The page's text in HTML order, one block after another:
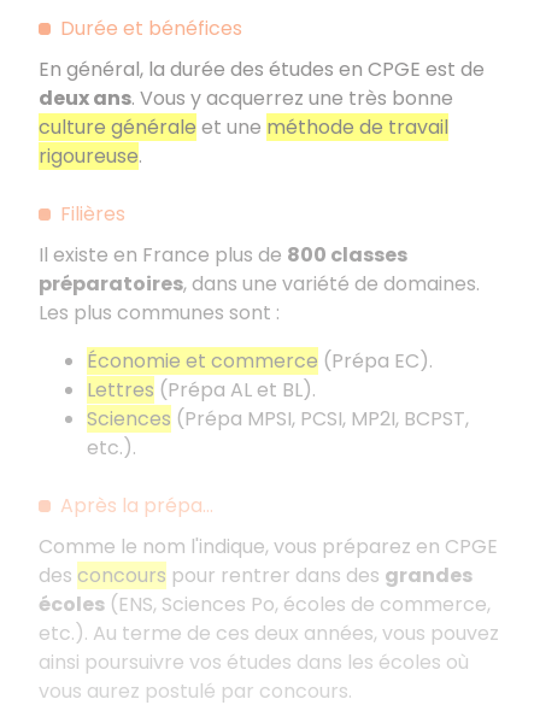
Durée et bénéfices
En général, la durée des études en CPGE est de
deux ans. Vous y acquerrez une très bonne
culture générale et une méthode de travail
rigoureuse.
Filières
Il existe en France plus de 800 classes
préparatoires, dans une variété de domaines.
Les plus communes sont :
Économie et commerce (Prépa EC).
Lettres (Prépa AL et BL).
Sciences (Prépa MPSI, PCSI, MP2I, BCPST,
etc.).
Après la prépa…
Comme le nom l'indique, vous préparez en CPGE
des concours pour rentrer dans des grandes
écoles (ENS, Sciences Po, écoles de commerce,
etc.). Au terme de ces deux années, vous pouvez
ainsi poursuivre vos études dans les écoles où
vous aurez postulé par concours.